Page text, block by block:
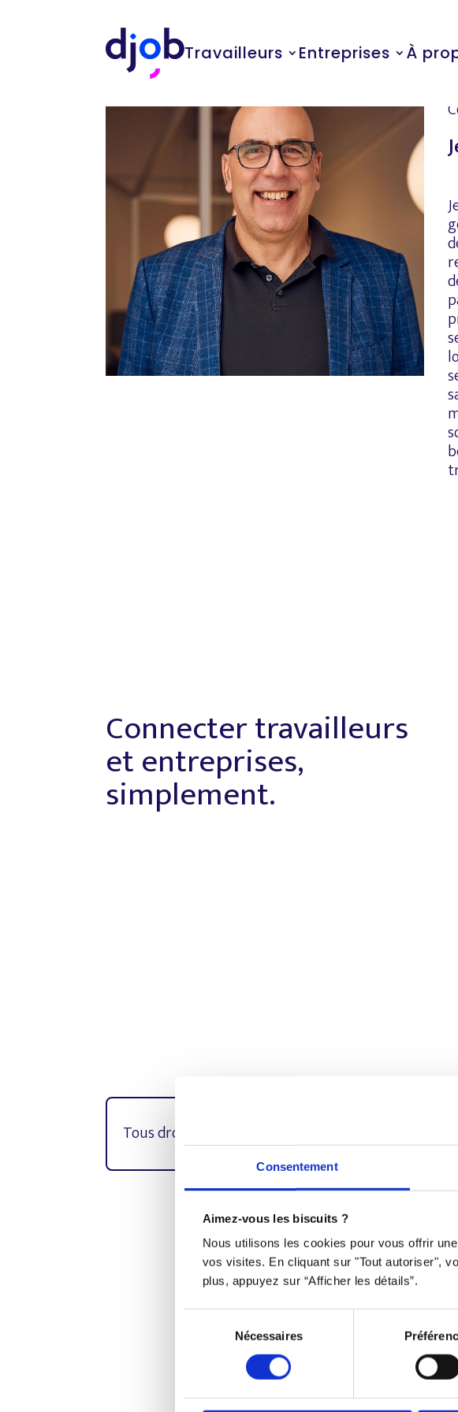
Consentement
Aimez-vous les biscuits ?
Nous utilisons les cookies pour vous offrir
vos visites. En cliquant sur "Tout autoriser",
plus, appuyez sur “Afficher les détails”.
consentement
Nécessaires
Travailleurs Entreprises À
profile Jean
Connecter travailleurs
et entreprises,
simplement.
Tous droits réservés © Djob
Djob est une plateforme inclusive qui offre
Propulsé par le